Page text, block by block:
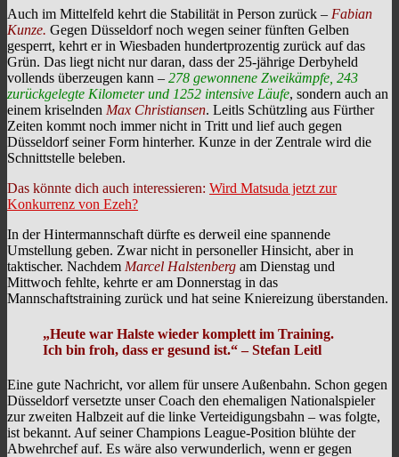
Auch im Mittelfeld kehrt die Stabilität in Person zurück – Fabian
Kunze. Gegen Düsseldorf noch wegen seiner fünften Gelben
gesperrt, kehrt er in Wiesbaden hundertprozentig zurück auf das
Grün. Das liegt nicht nur daran, dass der 25-jährige Derbyheld
vollends überzeugen kann – 278 gewonnene Zweikämpfe, 243
zurückgelegte Kilometer und 1252 intensive Läufe, sondern auch an
einem kriselnden Max Christiansen. Leitls Schützling aus Fürther
Zeiten kommt noch immer nicht in Tritt und lief auch gegen
Düsseldorf seiner Form hinterher. Kunze in der Zentrale wird die
Schnittstelle beleben.
Das könnte dich auch interessieren: Wird Matsuda jetzt zur
Konkurrenz von Ezeh?
In der Hintermannschaft dürfte es derweil eine spannende
Umstellung geben. Zwar nicht in personeller Hinsicht, aber in
taktischer. Nachdem Marcel Halstenberg am Dienstag und
Mittwoch fehlte, kehrte er am Donnerstag in das
Mannschaftstraining zurück und hat seine Kniereizung überstanden.
„Heute war Halste wieder komplett im Training.
Ich bin froh, dass er gesund ist.“ – Stefan Leitl
Eine gute Nachricht, vor allem für unsere Außenbahn. Schon gegen
Düsseldorf versetzte unser Coach den ehemaligen Nationalspieler
zur zweiten Halbzeit auf die linke Verteidigungsbahn – was folgte,
ist bekannt. Auf seiner Champions League-Position blühte der
Abwehrchef auf. Es wäre also verwunderlich, wenn er gegen